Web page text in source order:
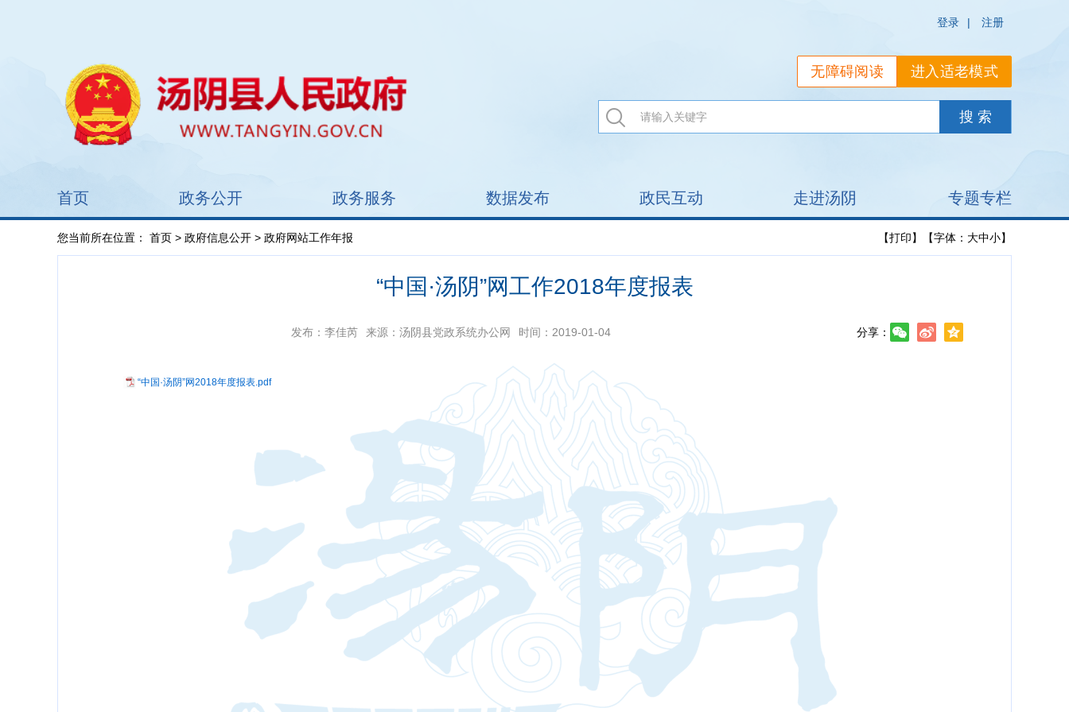
登录 | 注册
进入适老模式
无障碍阅读
首页 政务公开 政务服务 数据发布 政民互动 走进汤阴 专题专栏
您当前所在位置： 首页 > 政府信息公开 > 政府网站工作年报 【打印】 【字体： 大中小】
“中国·汤阴”网工作2018年度报表
发布：李佳芮 来源：汤阴县党政系统办公网 时间：2019-01-04 分享：
“中国·汤阴”网2018年度报表.pdf